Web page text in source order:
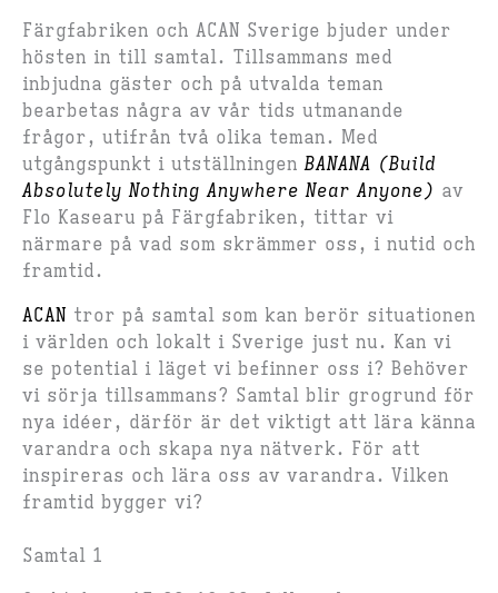
Färgfabriken och ACAN Sverige bjuder under
hösten in till samtal. Tillsammans med
inbjudna gäster och på utvalda teman
bearbetas några av vår tids utmanande
frågor, utifrån två olika teman. Med
utgångspunkt i utställningenBANANA (Build
Absolutely Nothing Anywhere Near Anyone) av
Flo Kasearu på Färgfabriken, tittar vi
närmare på vad som skrämmer oss, i nutid och
framtid.
ACAN tror på samtal som kan berör situationen
i världen och lokalt i Sverige just nu. Kan vi
se potential i läget vi befinner oss i? Behöver
vi sörja tillsammans? Samtal blir grogrund för
nya idéer, därför är det viktigt att lära känna
varandra och skapa nya nätverk. För att
inspireras och lära oss av varandra. Vilken
framtid bygger vi?
Samtal 1